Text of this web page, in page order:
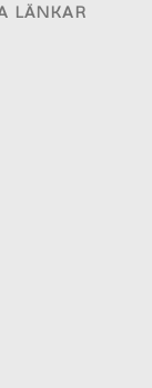
LÄNKAR